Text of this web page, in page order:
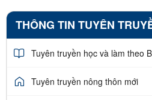
THÔNG TIN TUYÊN
Tuyên truyền học và làm theo
Tuyên truyền nông thôn mới